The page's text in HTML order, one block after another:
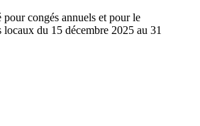
congés annuels et pour le
locaux du 15 décembre 2025 au 31